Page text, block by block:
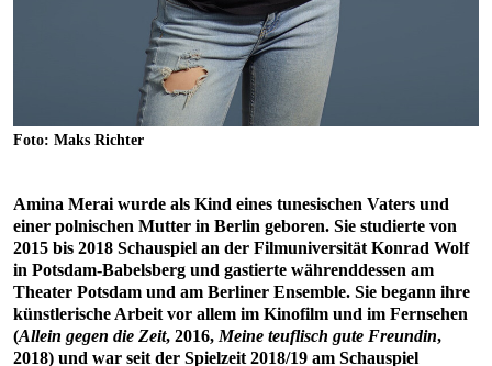
Foto: Maks Richter
Amina Merai wurde als Kind eines tunesischen Vaters und
einer polnischen Mutter in Berlin geboren. Sie studierte von
2015 bis 2018 Schauspiel an der Filmuniversität Konrad Wolf
in Potsdam-Babelsberg und gastierte währenddessen am
Theater Potsdam und am Berliner Ensemble. Sie begann ihre
künstlerische Arbeit vor allem im Kinofilm und im Fernsehen
(Allein gegen die Zeit, 2016, Meine teuflisch gute Freundin,
2018) und war seit der Spielzeit 2018/19 am Schauspiel